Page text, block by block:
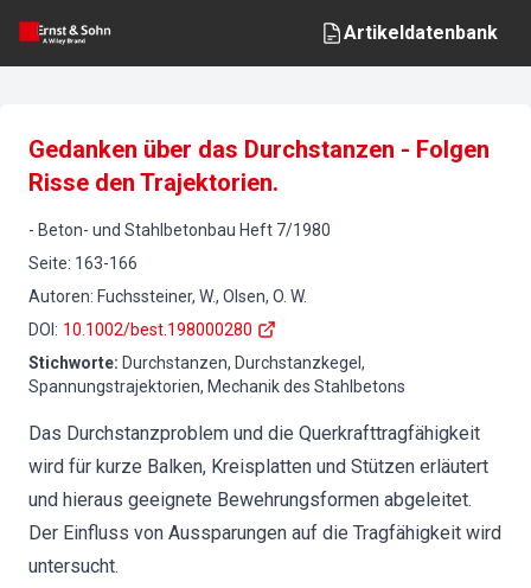
Artikeldatenbank
Gedanken über das Durchstanzen - Folgen
Risse den Trajektorien.
- Beton- und Stahlbetonbau Heft 7/1980
Seite: 163-166
Autoren: Fuchssteiner, W., Olsen, O. W.
DOI : 10.1002/best.198000280
Stichworte: Durchstanzen, Durchstanzkegel,
Spannungstrajektorien, Mechanik des Stahlbetons
Das Durchstanzproblem und die Querkrafttragfähigkeit
wird für kurze Balken, Kreisplatten und Stützen erläutert
und hieraus geeignete Bewehrungsformen abgeleitet.
Der Einfluss von Aussparungen auf die Tragfähigkeit wird
untersucht.